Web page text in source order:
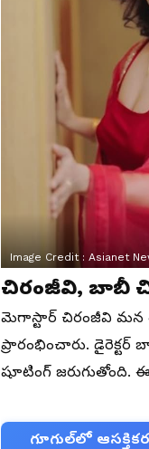
Image Credit : Asianet
చిరంజీవి, బాబీ
మెగాస్టార్ చిరంజీవి మన
ప్రారంభించారు.
షూటింగ్ జరుగుతోంది.
గూగుల్‌లో